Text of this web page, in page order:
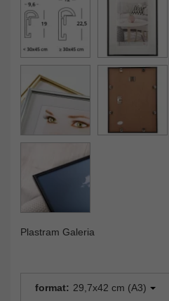
Plastram Galeria
format: 29,7x42 cm (A3)